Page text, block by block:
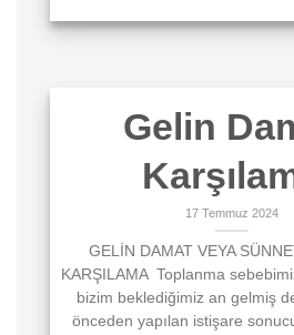
Gelin
17 Temmuz 2024
GELİN DAMAT VEYA
KARŞILAMA Toplanma
bizim beklediğimiz an gelmiş
önceden yapılan istişare